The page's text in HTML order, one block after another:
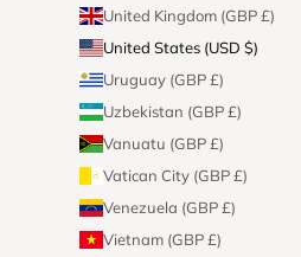
United Kingdom (GBP £)
United States (USD $)
Uruguay (GBP £)
Uzbekistan (GBP £)
Vanuatu (GBP £)
Vatican City (GBP £)
Venezuela (GBP £)
Vietnam (GBP £)